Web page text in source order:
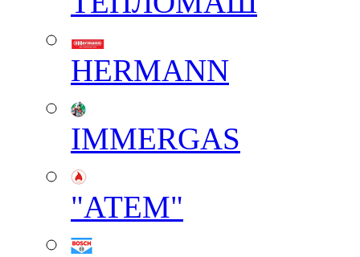
HERMANN
IMMERGAS
"АТЕМ"